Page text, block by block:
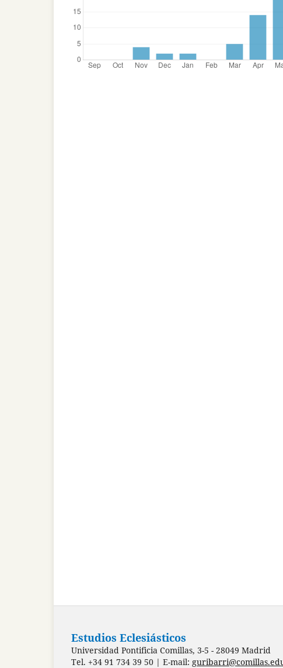
Estudios Eclesiásticos
Universidad Pontificia Comillas, 3-5 - 28049 Madrid
Tel. +34 91 734 39 50 | E-mail: